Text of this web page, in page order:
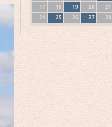
17
18 19 20 21
24
25 26 27 28